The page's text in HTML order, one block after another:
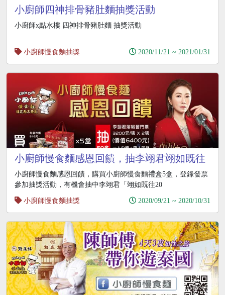
小廚師四神排骨豬肚麵抽獎活動
小廚師x點水樓 四神排骨豬肚麵 抽獎活動
小廚師慢食麵抽獎 2020/11/21 ~ 2021/01/31
小廚師慢食麵感恩回饋，抽李翊君翊如既往
2020演唱會門票
小廚師慢食麵感恩回饋，購買小廚師慢食麵禮盒5盒，登錄發票
參加抽獎活動，有機會抽中李翊君「翊如既往20
小廚師慢食麵抽獎
2020/09/21 ~ 2020/10/31